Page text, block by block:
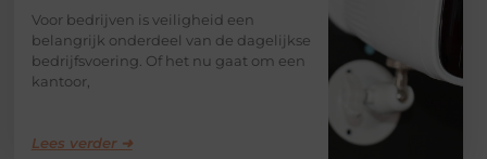
Voor bedrijven is veiligheid een
belangrijk onderdeel van de dagelijkse
bedrijfsvoering. Of het nu gaat om een
kantoor,
Lees verder ➜